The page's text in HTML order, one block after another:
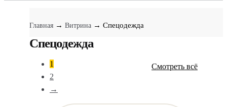
Главная → Витрина → Спецодежда
Спецодежда
Смотреть всё
1
2
→